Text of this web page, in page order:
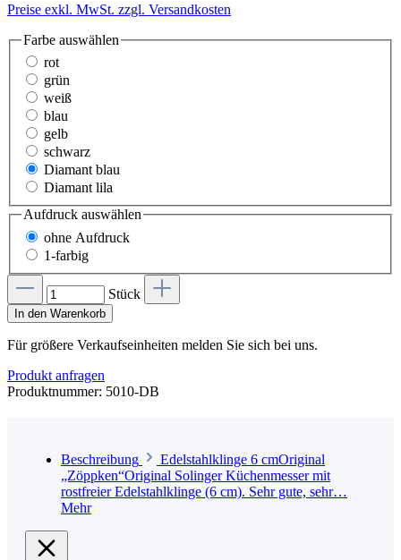
Preise exkl. MwSt. zzgl. Versandkosten
Farbe auswählen
rot
grün
weiß
blau
gelb
schwarz
Diamant blau
Diamant lila
Aufdruck auswählen
ohne Aufdruck
1-farbig
Stück
In den Warenkorb
Für größere Verkaufseinheiten melden Sie sich bei uns.
Produkt anfragen
Produktnummer: 5010-DB
Beschreibung
Edelstahlklinge 6 cmOriginal
„Zöppken“Original Solinger Küchenmesser mit
rostfreier Edelstahlklinge (6 cm). Sehr gute, sehr…
Mehr